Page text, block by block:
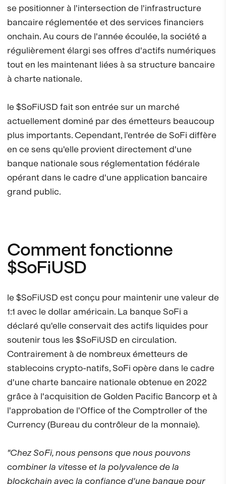
se positionner à l'intersection de l'infrastructure
bancaire réglementée et des services financiers
onchain. Au cours de l'année écoulée, la société a
régulièrement élargi ses offres d'actifs numériques
tout en les maintenant liées à sa structure bancaire
à charte nationale.
le $SoFiUSD fait son entrée sur un marché
actuellement dominé par des émetteurs beaucoup
plus importants. Cependant, l'entrée de SoFi diffère
en ce sens qu'elle provient directement d'une
banque nationale sous réglementation fédérale
opérant dans le cadre d'une application bancaire
grand public.
Comment fonctionne
$SoFiUSD
le $SoFiUSD est conçu pour maintenir une valeur de
1:1 avec le dollar américain. La banque SoFi a
déclaré qu'elle conservait des actifs liquides pour
soutenir tous les $SoFiUSD en circulation.
Contrairement à de nombreux émetteurs de
stablecoins crypto-natifs, SoFi opère dans le cadre
d'une charte bancaire nationale obtenue en 2022
grâce à l'acquisition de Golden Pacific Bancorp et à
l'approbation de l'Office of the Comptroller of the
Currency (Bureau du contrôleur de la monnaie).
"Chez SoFi, nous pensons que nous pouvons
combiner la vitesse et la polyvalence de la
blockchain avec la confiance d'une banque pour